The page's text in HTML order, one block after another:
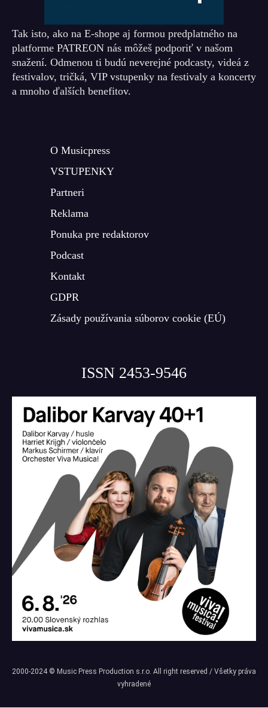
Tak isto, ako na E-shope aj formou predplatného na
platforme PATREON nás môžeš podporiť v našom
snažení. Odmenou ti budú neverejné podcasty, videá z
festivalov, tričká, VIP vstupenky na festivaly a koncerty
a mnoho ďalších benefitov.
O Musicpress
VSTUPENKY
Partneri
Reklama
Ponuka pre redaktorov
Podcast
Kontakt
GDPR
Zásady používania súborov cookie (EÚ)
ISSN 2453-9546
2000-2024 © Music Press Production s.r.o. All right reserved / Všetky práva
vyhradené